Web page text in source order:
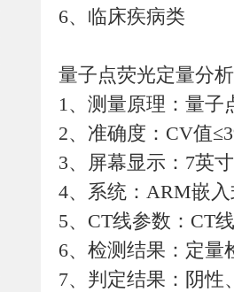
6、临床疾病类
量子点荧光定量分
1、测量原理：量子
2、准确度：CV值
3、屏幕显示：7英
4、系统：ARM嵌
5、CT线参数：CT
6、检测结果：定量
7、判定结果：阴性